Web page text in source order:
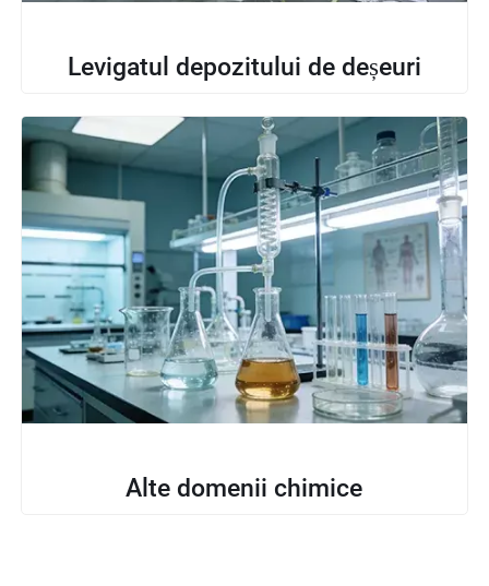
Levigatul depozitului de deșeuri
Alte domenii chimice